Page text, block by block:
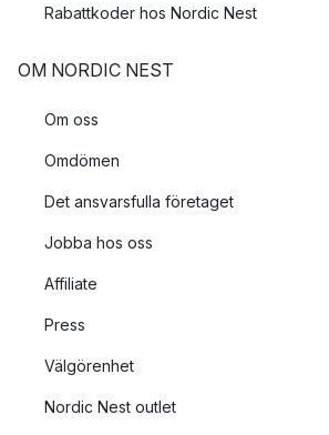
Rabattkoder hos Nordic Nest
OM NORDIC NEST
Om oss
Omdömen
Det ansvarsfulla företaget
Jobba hos oss
Affiliate
Press
Välgörenhet
Nordic Nest outlet